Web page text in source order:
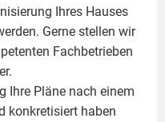
Ihres Hauses
Gerne stellen wir
Fachbetrieben
Ihre Pläne nach einem
konkretisiert haben